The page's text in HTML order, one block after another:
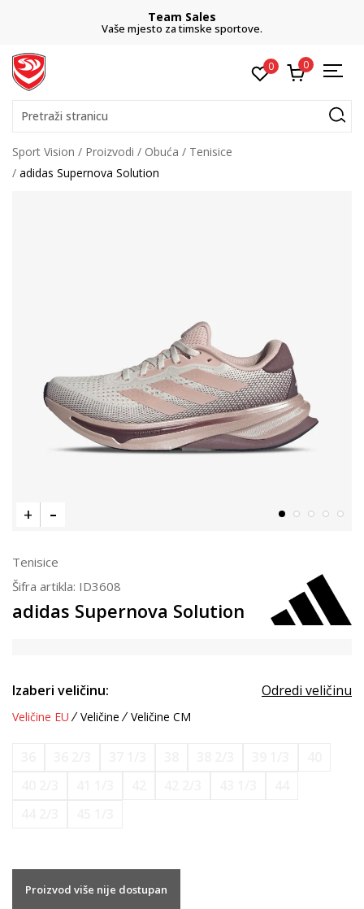
Team Sales
Vaše mjesto za timske sportove.
0 0
Pretraži stranicu
Sport Vision Proizvodi Obuća
Tenisice
adidas Supernova Solution
Tenisice
Šifra artikla: ID3608
adidas Supernova Solution
Izaberi veličinu: Odredi veličinu
Veličine EU Veličine Veličine CM
Proizvod više nije dostupan